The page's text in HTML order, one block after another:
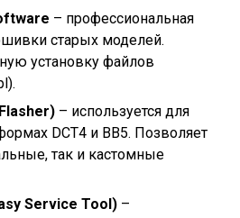
– профессиональная
старых моделей.
установку файлов
– используется для
DCT4 и BB5. Позволяет
так и кастомные
Service Tool) –